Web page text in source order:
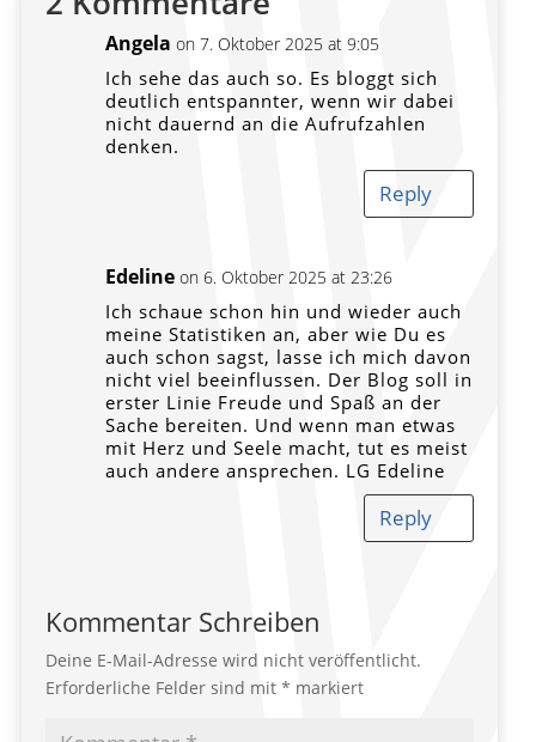
Angela on 7. Oktober 2025 at 9:05
Ich sehe das auch so. Es bloggt sich
deutlich entspannter, wenn wir dabei
nicht dauernd an die Aufrufzahlen
denken.
Reply
Edeline on 6. Oktober 2025 at 23:26
Ich schaue schon hin und wieder auch
meine Statistiken an, aber wie Du es
auch schon sagst, lasse ich mich davon
nicht viel beeinflussen. Der Blog soll in
erster Linie Freude und Spaß an der
Sache bereiten. Und wenn man etwas
mit Herz und Seele macht, tut es meist
auch andere ansprechen. LG Edeline
Reply
Kommentar Schreiben
Deine E-Mail-Adresse wird nicht veröffentlicht.
Erforderliche Felder sind mit* markiert